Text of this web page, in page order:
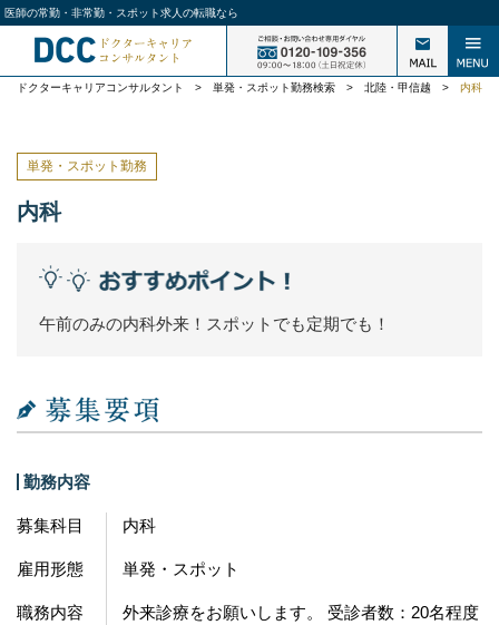
医師の常勤・非常勤・スポット求人の転職なら
ドクターキャリアコンサルタント > 単発・スポット勤務検索 > 北陸・甲信越 > 内科
単発・スポット勤務
内科
午前のみの内科外来！スポットでも定期でも！
勤務内容
募集科目 内科
雇用形態 単発・スポット
職務内容
外来診療をお願いします。 受診者数：20名程度